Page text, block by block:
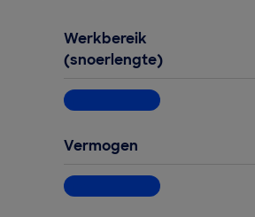
Werkbereik
(snoerlengte)
Meer informatie
Vermogen
Meer informatie